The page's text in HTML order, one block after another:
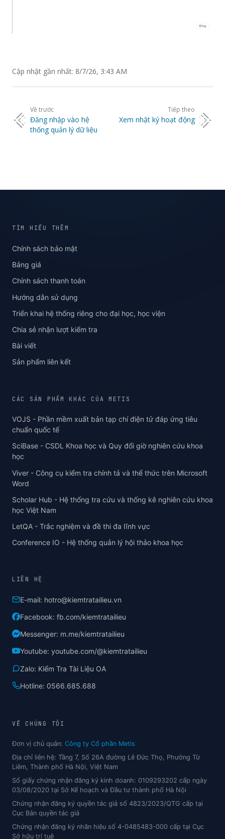
Cập nhật gần nhất: 8/7/26, 3:43 AM
PagerVề trước
Đăng nhập vào hệ
thống quản lý dữ liệu
Tiếp theo
Xem nhật ký hoạt động
TÌM HIỂU THÊM
Chính sách bảo mật
Bảng giá
Chính sách thanh toán
Hướng dẫn sử dụng
Triển khai hệ thống riêng cho đại học, học viện
Chia sẻ nhận lượt kiểm tra
Bài viết
Sản phẩm liên kết
CÁC SẢN PHẨM KHÁC CỦA METIS
VOJS - Phần mềm xuất bản tạp chí điện tử đáp ứng tiêu
chuẩn quốc tế
SciBase - CSDL Khoa học và Quy đổi giờ nghiên cứu khoa
học
Viver - Công cụ kiểm tra chính tả và thể thức trên Microsoft
Word
Scholar Hub - Hệ thống tra cứu và thống kê nghiên cứu khoa
học Việt Nam
LetQA - Trắc nghiệm và đề thi đa lĩnh vực
Conference IO - Hệ thống quản lý hội thảo khoa học
LIÊN HỆ
E-mail: hotro@kiemtratailieu.vn
Facebook: fb.com/kiemtratailieu
Messenger: m.me/kiemtratailieu
Youtube: youtube.com/@kiemtratailieu
Zalo: Kiểm Tra Tài Liệu OA
Hotline: 0566.685.688
VỀ CHÚNG TÔI
Đơn vị chủ quản: Công ty Cổ phần Metis
Địa chỉ liên hệ: Tầng 7, Số 26A đường Lê Đức Thọ, Phường Từ
Liêm, Thành phố Hà Nội, Việt Nam
Số giấy chứng nhận đăng ký kinh doanh: 0109293202 cấp ngày
03/08/2020 tại Sở Kế hoạch và Đầu tư thành phố Hà Nội
Chứng nhận đăng ký quyền tác giả số 4823/2023/QTG cấp tại
Cục Bản quyền tác giả
Chứng nhận đăng ký nhãn hiệu số 4-0485483-000 cấp tại Cục
Sở hữu trí tuệ